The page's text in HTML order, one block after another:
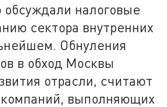
обсуждали налоговые
сектора внутренних
Обнуления
в обход Москвы
отрасли, считают
выполняющих